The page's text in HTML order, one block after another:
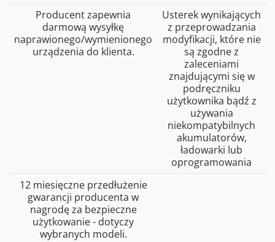
Producent zapewnia
darmową wysyłkę
naprawionego/wymienionego
urządzenia do klienta.
Usterek wynikających
z przeprowadzania
modyfikacji, które nie
są zgodne z
zaleceniami
znajdującymi się w
podręczniku
użytkownika bądź z
używania
niekompatybilnych
akumulatorów,
ładowarki lub
oprogramowania
12 miesięczne przedłużenie
gwarancji producenta w
nagrodę za bezpieczne
użytkowanie - dotyczy
wybranych modeli.